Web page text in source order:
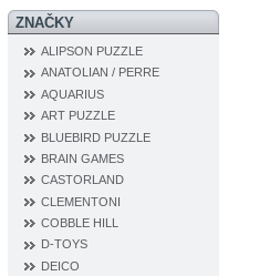
ZNAČKY
ALIPSON PUZZLE
ANATOLIAN / PERRE
AQUARIUS
ART PUZZLE
BLUEBIRD PUZZLE
BRAIN GAMES
CASTORLAND
CLEMENTONI
COBBLE HILL
D‐TOYS
DEICO